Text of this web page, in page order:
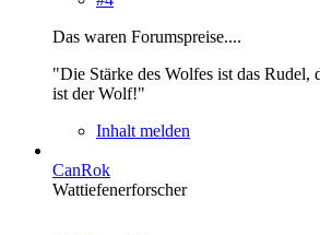
Das waren Forumspreise....
"Die Stärke des Wolfes ist das Rudel,
ist der Wolf!"
Inhalt melden
CanRok
Wattiefenerforscher